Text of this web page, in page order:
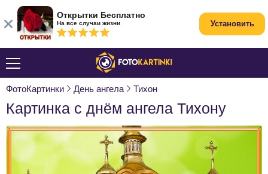
ФотоКартинки День ангела Тихон
Картинка с днём ангела Тихону
Открытки Бесплатно
На все случаи жизни Установить